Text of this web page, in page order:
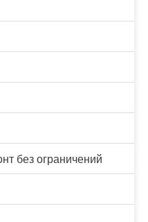
без ограничений